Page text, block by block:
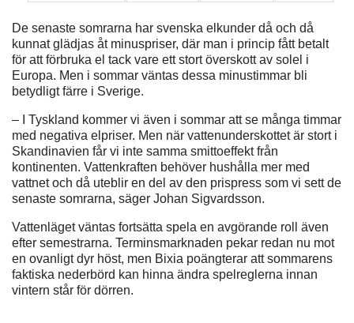
De senaste somrarna har svenska elkunder då och då
kunnat glädjas åt minuspriser, där man i princip fått betalt
för att förbruka el tack vare ett stort överskott av solel i
Europa. Men i sommar väntas dessa minustimmar bli
betydligt färre i Sverige.
– I Tyskland kommer vi även i sommar att se många timmar
med negativa elpriser. Men när vattenunderskottet är stort i
Skandinavien får vi inte samma smittoeffekt från
kontinenten. Vattenkraften behöver hushålla mer med
vattnet och då uteblir en del av den prispress som vi sett de
senaste somrarna, säger Johan Sigvardsson.
Vattenläget väntas fortsätta spela en avgörande roll även
efter semestrarna. Terminsmarknaden pekar redan nu mot
en ovanligt dyr höst, men Bixia poängterar att sommarens
faktiska nederbörd kan hinna ändra spelreglerna innan
vintern står för dörren.